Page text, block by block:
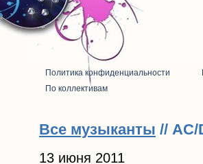
Политика конфиденциальности
По коллективам
Все музыканты //
13 июня 2011